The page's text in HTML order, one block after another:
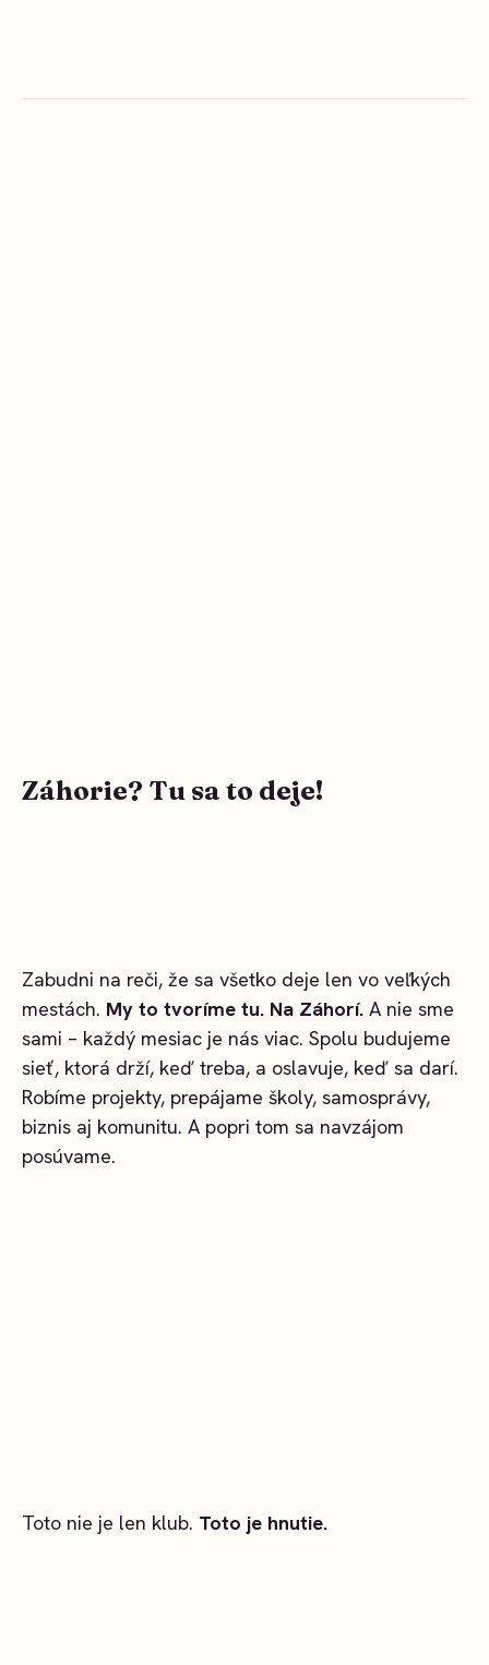
Záhorie? Tu sa to deje!
Zabudni na reči, že sa všetko deje len vo veľkých
mestách. My to tvoríme tu. Na Záhorí. A nie sme
sami – každý mesiac je nás viac. Spolu budujeme
sieť, ktorá drží, keď treba, a oslavuje, keď sa darí.
Robíme projekty, prepájame školy, samosprávy,
biznis aj komunitu. A popri tom sa navzájom
posúvame.
Toto nie je len klub. Toto je hnutie.